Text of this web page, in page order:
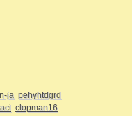
ja pehyhtdgrd
clopman16